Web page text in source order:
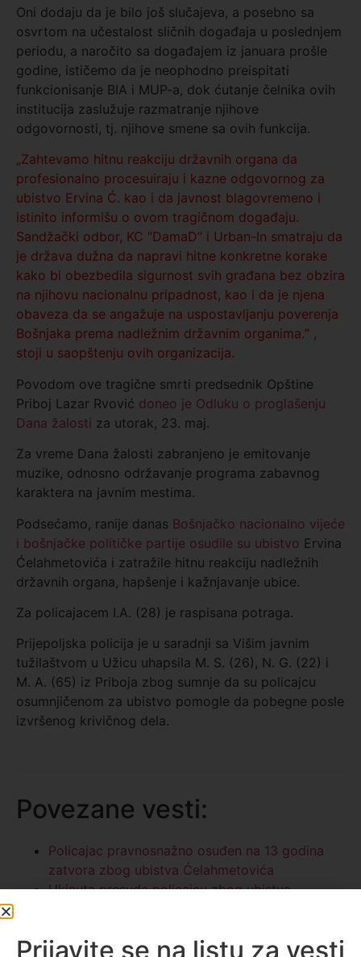
Oni dodaju da je bilo još slučajeva, a posebno sa
osvrtom na učestalost sličnih događaja u poslednjem
periodu, a naročito sa događajem iz januara prošle
godine, ističemo da je neophodno preispitati
funkcionisanje BIA i MUP-a, dok ćutanje čelnika ovih
institucija zaslužuje razmatranje njihove
odgovornosti, tj. njihove smene sa ovih funkcija.
„Zahtevamo hitnu reakciju državnih organa da
profesionalno procesuiraju i kazne odgovornog za
ubistvo Ervina Ć. kao i da javnost blagovremeno i
istinito informišu o ovom tragičnom događaju.
Sandžački odbor, KC “DamaD” i Urban-In smatraju da
je država dužna da napravi hitne konkretne korake
kako bi obezbedila sigurnost svih građana bez obzira
na njihovu nacionalnu pripadnost, kao i da je njena
obaveza da se angažuje na uspostavljanju poverenja
Bošnjaka prema nadležnim državnim organima.“ ,
stoji u saopštenju ovih organizacija.
Povodom ove tragične smrti predsednik Opštine
Priboj Lazar Rvović doneo je Odluku o proglašenju
Dana žalosti za utorak, 23. maj.
Za vreme Dana žalosti zabranjeno je emitovanje
muzike, odnosno održavanje programa zabavnog
karaktera na javnim mestima.
Podsećamo, ranije danas Bošnjačko nacionalno vijeće
i bošnjačke političke partije osudile su ubistvo Ervina
Ćelahmetovića i zatražile hitnu reakciju nadležnih
državnih organa, hapšenje i kažnjavanje ubice.
Za policajacem I.A. (28) je raspisana potraga.
Prijepoljska policija je u saradnji sa Višim javnim
tužilaštvom u Užicu uhapsila M. S. (26), N. G. (22) i
M. A. (65) iz Priboja zbog sumnje da su policajcu
osumnjičenom za ubistvo pomogle da pobegne posle
izvršenog krivičnog dela.
Povezane vesti:
Policajac pravnosnažno osuđen na 13 godina
zatvora zbog ubistva Ćelahmetovića
Ukinuta presuda policajcu zbog ubistva
postupanje policije, obdukcija će utvrditi uzrok